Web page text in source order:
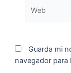
Guarda mi
navegador para